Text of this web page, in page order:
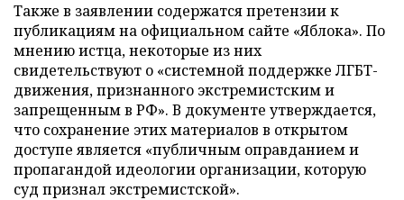
Также в заявлении содержатся претензии к
публикациям на официальном сайте «Яблока». По
мнению истца, некоторые из них
свидетельствуют о «системной поддержке ЛГБТ-
движения, признанного экстремистским и
запрещенным в РФ». В документе утверждается,
что сохранение этих материалов в открытом
доступе является «публичным оправданием и
пропагандой идеологии организации, которую
суд признал экстремистской».